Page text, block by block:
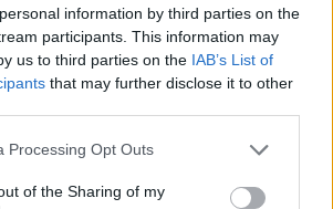
information by third parties on the
participants. This information may
us to third parties on the IAB’s List of
that may further disclose it to other
Processing Opt Outs
of the Sharing of my
már tényleg meg kellene
áprilisi választások után
térképre Magyarország, a kormány
források hazahozatala, illetve
addig és mekkora lökést